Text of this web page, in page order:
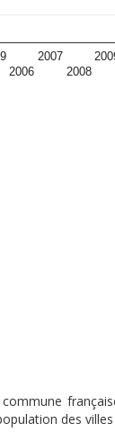
2006
2007
2008
des